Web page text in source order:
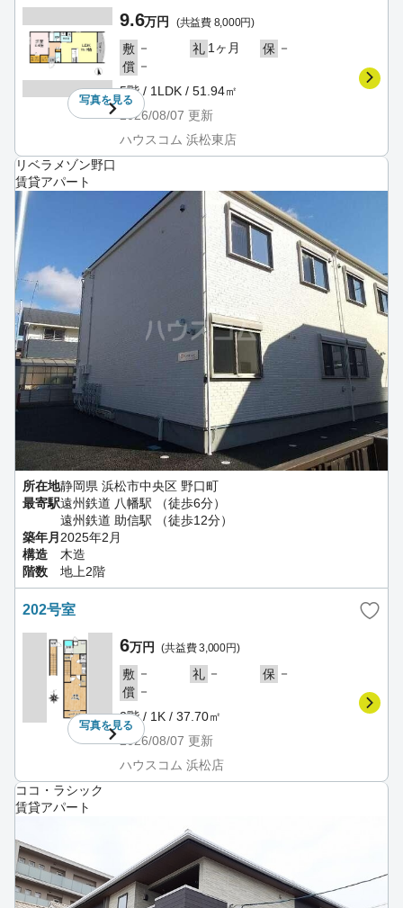
写真を見る
9.6万円 (共益費 8,000円)
敷 － 礼 1ヶ月 保 －
償 －
5階 / 1LDK / 51.94㎡
2026/08/07 更新
ハウスコム 浜松東店
リベラメゾン野口
賃貸アパート
所在地静岡県 浜松市中央区 野口町
最寄駅遠州鉄道 八幡駅 （徒歩6分）
遠州鉄道 助信駅 （徒歩12分）
築年月 2025年2月
構造
木造
階数
地上2階
202号室
写真を見る
6万円 (共益費 3,000円)
敷 － 礼 － 保 －
償 －
2階 / 1K / 37.70㎡
2026/08/07 更新
ハウスコム 浜松店
ココ・ラシック
賃貸アパート